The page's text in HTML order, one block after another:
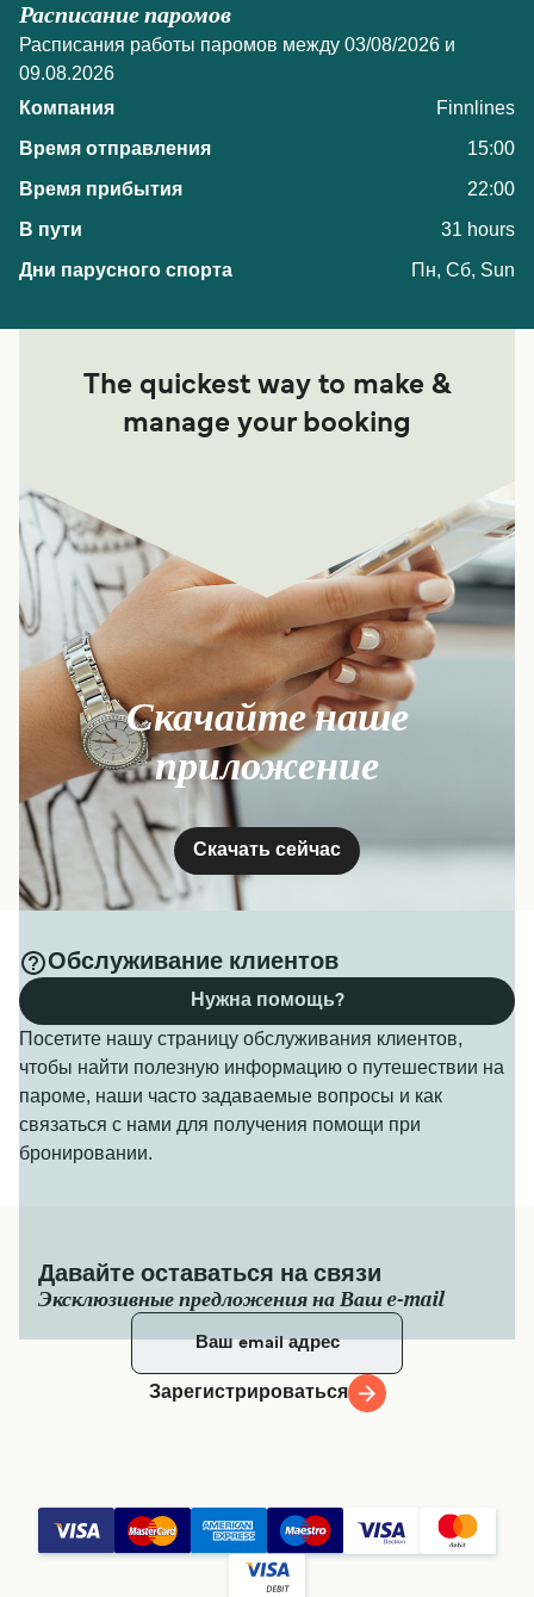
Расписание паромов
Расписания работы паромов между 03/08/2026 и
09.08.2026
Finnlines
15:00
22:00
31 hours
Пн, Сб, Sun
The quickest way to make &
manage your booking
Скачайте наше
приложение
Скачать сейчас
Обслуживание клиентов
Посетите нашу страницу обслуживания клиентов,
чтобы найти полезную информацию о путешествии на
пароме, наши часто задаваемые вопросы и как
связаться с нами для получения помощи при
бронировании.
Нужна помощь?
Давайте оставаться на связи
Эксклюзивные предложения на Ваш e-mail
Зарегистрироваться